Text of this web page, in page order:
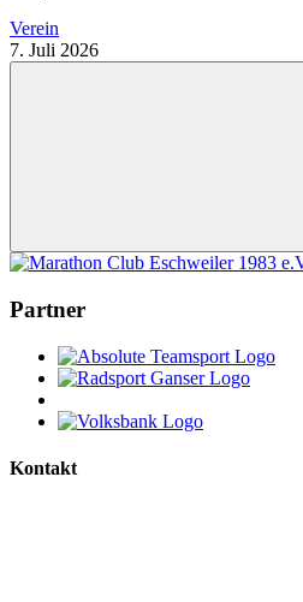
Verein
7. Juli 2026
Nach
oben
Partner
Kontakt